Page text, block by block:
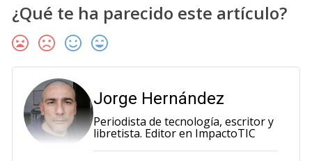
¿Qué te ha parecido este artículo?
Jorge Hernández
Periodista de tecnología, escritor y
libretista. Editor en ImpactoTIC